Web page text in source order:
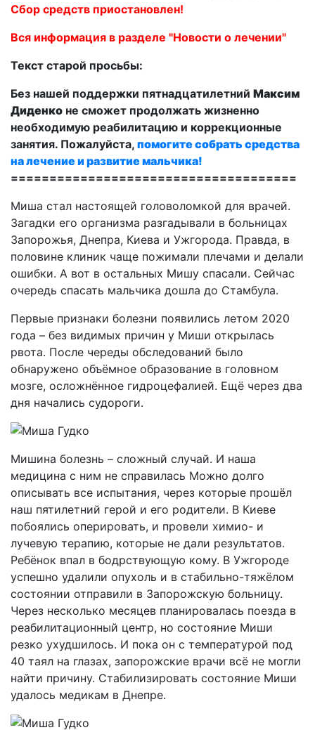
Сбор средств приостановлен!
Вся информация в разделе "Новости о лечении"
Текст старой просьбы:
Без нашей поддержки пятнадцатилетний Максим
Диденко не сможет продолжать жизненно
необходимую реабилитацию и коррекционные
занятия. Пожалуйста, помогите собрать средства
на лечение и развитие мальчика!
=====================================
Миша стал настоящей головоломкой для врачей.
Загадки его организма разгадывали в больницах
Запорожья, Днепра, Киева и Ужгорода. Правда, в
половине клиник чаще пожимали плечами и делали
ошибки. А вот в остальных Мишу спасали. Сейчас
очередь спасать мальчика дошла до Стамбула.
Первые признаки болезни появились летом 2020
года – без видимых причин у Миши открылась
рвота. После череды обследований было
обнаружено объёмное образование в головном
мозге, осложнённое гидроцефалией. Ещё через два
дня начались судороги.
Мишина болезнь – сложный случай. И наша
медицина с ним не справилась Можно долго
описывать все испытания, через которые прошёл
наш пятилетний герой и его родители. В Киеве
побоялись оперировать, и провели химио- и
лучевую терапию, которые не дали результатов.
Ребёнок впал в бодрствующую кому. В Ужгороде
успешно удалили опухоль и в стабильно-тяжёлом
состоянии отправили в Запорожскую больницу.
Через несколько месяцев планировалась поезда в
реабилитационный центр, но состояние Миши
резко ухудшилось. И пока он с температурой под
40 таял на глазах, запорожские врачи всё не могли
найти причину. Стабилизировать состояние Миши
удалось медикам в Днепре.